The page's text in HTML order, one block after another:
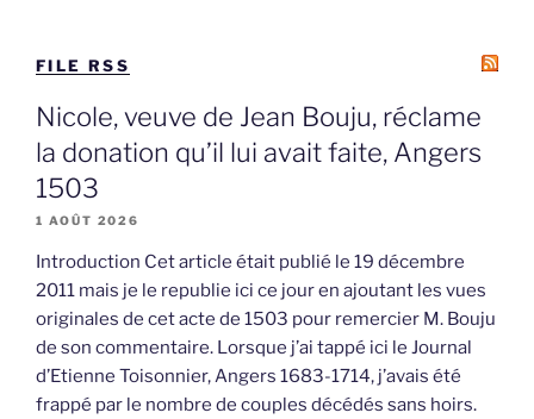
FILE RSS
Nicole, veuve de Jean Bouju, réclame
la donation qu’il lui avait faite, Angers
1503
1 AOÛT 2026
Introduction Cet article était publié le 19 décembre
2011 mais je le republie ici ce jour en ajoutant les vues
originales de cet acte de 1503 pour remercier M. Bouju
de son commentaire. Lorsque j’ai tappé ici le Journal
d’Etienne Toisonnier, Angers 1683-1714, j’avais été
frappé par le nombre de couples décédés sans hoirs.